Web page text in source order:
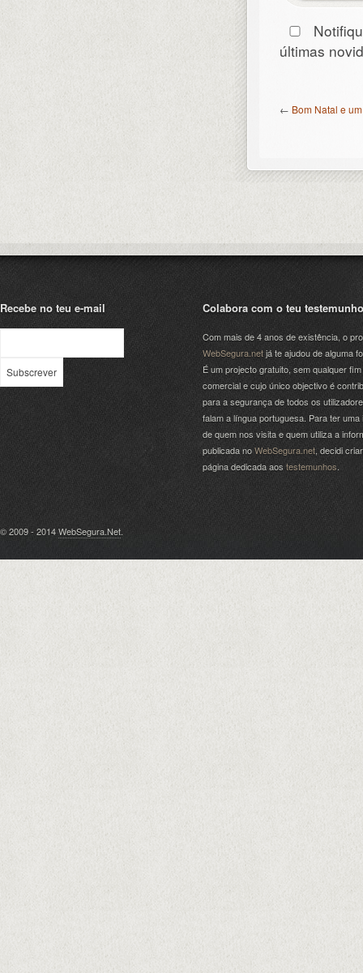
últimas
← Bom Natal e
Recebe no teu e-mail Colabora com o teu testemunho
Com mais de 4 anos de existência, o
WebSegura.netjá te ajudou de alguma
É um projecto gratuito, sem qualquer fim
comercial e cujo único objectivo é
para a segurança de todos os
falam a língua portuguesa. Para ter uma
de quem nos visita e quem utiliza a
publicada noWebSegura.net , decidi
página dedicada aos testemunhos
© 2009 - 2014WebSegura.Net.